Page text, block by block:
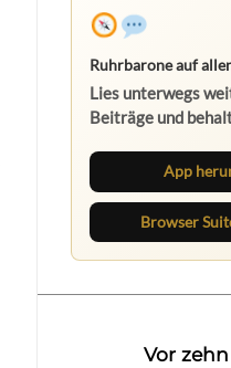
Ruhrbarone auf
Lies unterwegs
Beiträge und
App
Browser
Vor